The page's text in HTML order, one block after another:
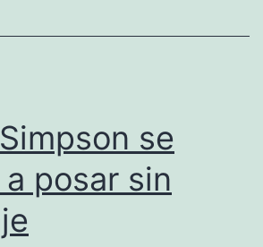
se
posar sin